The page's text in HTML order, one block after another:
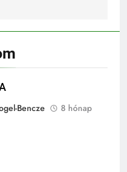
Bencze